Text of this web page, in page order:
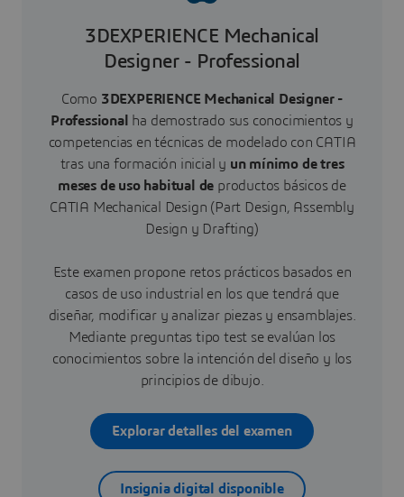
3DEXPERIENCE Mechanical
Designer - Professional
Como 3DEXPERIENCE Mechanical Designer -
Professional
ha demostrado sus conocimientos y
competencias en técnicas de modelado con CATIA
tras una formación inicial y un mínimo de tres
meses de uso habitual de productos básicos de
CATIA Mechanical Design (Part Design, Assembly
Design y Drafting)
Este examen propone retos prácticos basados en
casos de uso industrial en los que tendrá que
diseñar, modificar y analizar piezas y ensamblajes.
Mediante preguntas tipo test se evalúan los
conocimientos sobre la intención del diseño y los
principios de dibujo.
Explorar detalles del examen
Insignia digital disponible